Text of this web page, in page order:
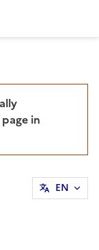
in
EN